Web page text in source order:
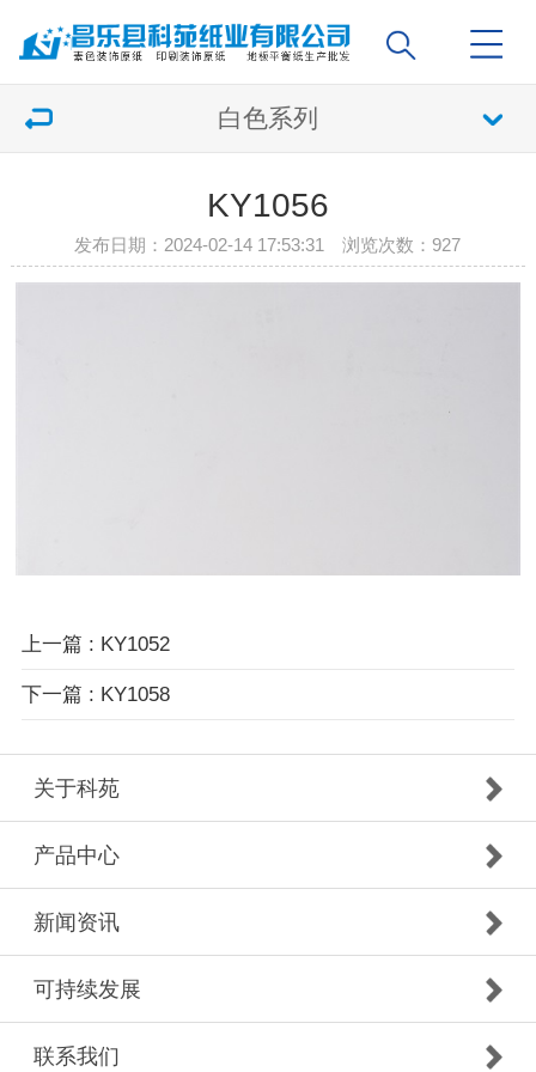
白色系列
KY1056
发布日期：2024-02-14 17:53:31 浏览次数： 927
上一篇 : KY1052
下一篇 : KY1058
关于科苑
产品中心
新闻资讯
可持续发展
联系我们